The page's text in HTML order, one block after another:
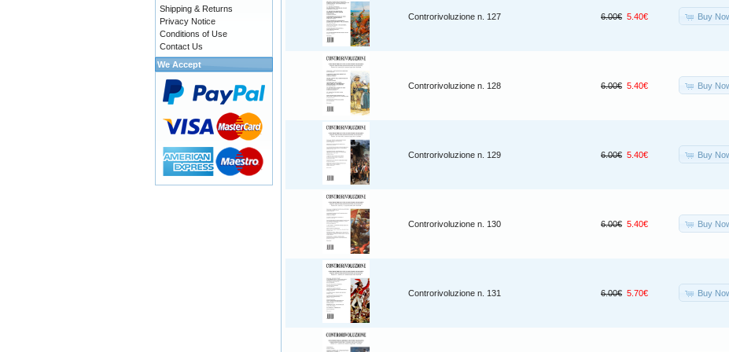
Controrivoluzione n. 127 6.00€ 5.40€ Buy
Controrivoluzione n. 128 6.00€ 5.40€ Buy
Controrivoluzione n. 129 6.00€ 5.40€ Buy
Controrivoluzione n. 130 6.00€ 5.40€ Buy
Controrivoluzione n. 131 6.00€ 5.70€ Buy
Shipping & Returns
Privacy Notice
Conditions of Use
Contact Us
We Accept